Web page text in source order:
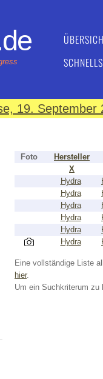
19. September
Foto Hersteller
X
Hydra
Hydra
Hydra
Hydra
Hydra
Hydra
Eine vollständige Liste
hier.
Um ein Suchkriterum